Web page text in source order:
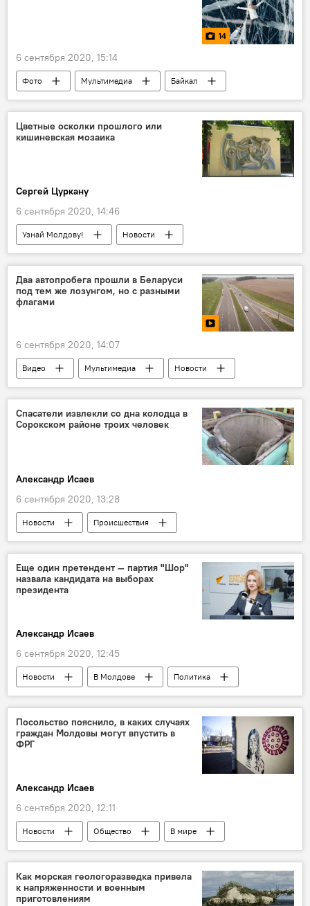
14
6 сентября 2020, 15:14
Фото Мультимедиа
Байкал
Новости
Общество
В мире
Цветные осколки прошлого или
кишиневская мозаика
Сергей Цуркану
6 сентября 2020, 14:46
Узнай Молдову!
Новости
Общество
В Молдове
Новости Кишинева
Два автопробега прошли в Беларуси
под тем же лозунгом, но с разными
флагами
6 сентября 2020, 14:07
Видео Мультимедиа
Новости
Общество
В мире
Спасатели извлекли со дна колодца в
Сорокском районе троих человек
Александр Исаев
6 сентября 2020, 13:28
Новости
Происшествия
В Молдове
колодец
Еще один претендент — партия "Шор"
назвала кандидата на выборах
президента
Александр Исаев
6 сентября 2020, 12:45
Новости В Молдове
Политика
выборы
Посольство пояснило, в каких случаях
граждан Молдовы могут впустить в
ФРГ
Александр Исаев
6 сентября 2020, 12:11
Новости Общество
В мире
Коронавирус
Как морская геологоразведка привела
к напряженности и военным
приготовлениям